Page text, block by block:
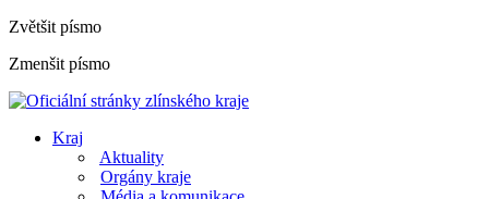
Zvětšit písmo
Zmenšit písmo
Kraj
Aktuality
Orgány kraje